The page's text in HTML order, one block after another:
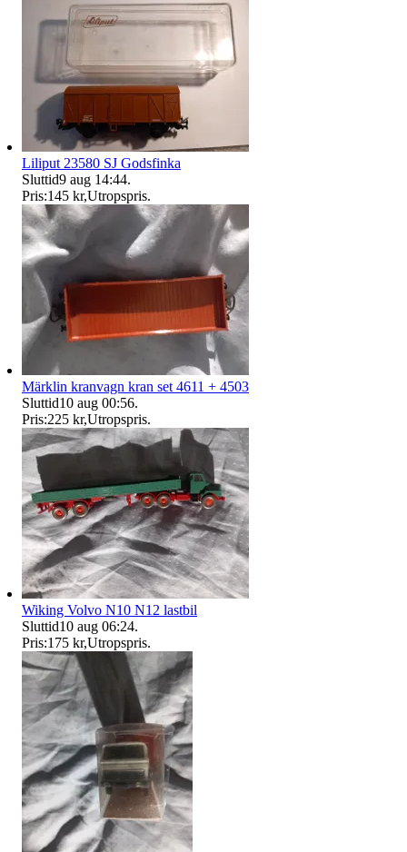
Liliput 23580 SJ Godsfinka
Sluttid9 aug 14:44.
Pris:145 kr,Utropspris.
Märklin kranvagn kran set 4611 + 4503
Sluttid10 aug 00:56.
Pris:225 kr,Utropspris.
Wiking Volvo N10 N12 lastbil
Sluttid10 aug 06:24.
Pris:175 kr,Utropspris.